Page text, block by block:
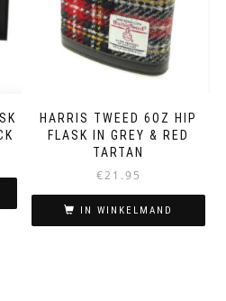
HARRIS TWEED 6OZ HIP
FLASK IN GREY & RED
TARTAN
€21.95
IN WINKELMAND